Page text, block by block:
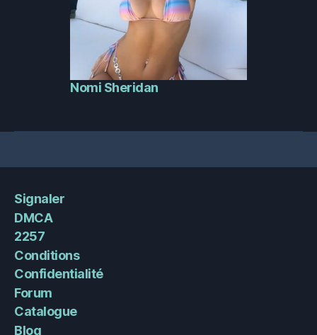
Nomi Sheridan
Signaler
DMCA
2257
Conditions
Confidentialité
Forum
Catalogue
Blog